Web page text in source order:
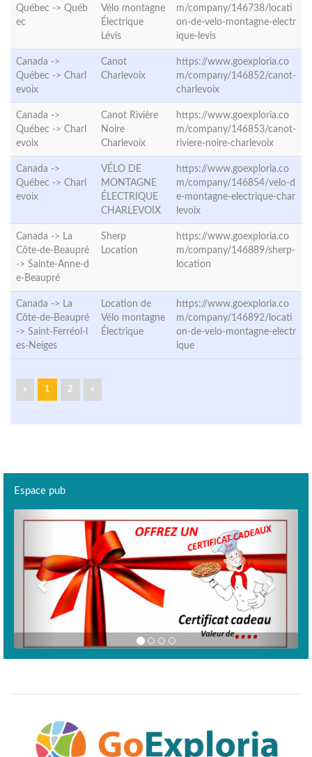
Québec -> Québ
ec
Vélo montagne
Électrique
Lévis
m/company/146738/locati
on-de-velo-montagne-electr
ique-levis
Canada ->
Québec -> Charl
evoix
Canot
Charlevoix
https://www.goexploria.co
m/company/146852/canot-
charlevoix
Canada ->
Québec -> Charl
evoix
Canot Rivière
Noire
Charlevoix
https://www.goexploria.co
m/company/146853/canot-
riviere-noire-charlevoix
Canada ->
Québec -> Charl
evoix
VÉLO DE
MONTAGNE
ÉLECTRIQUE
CHARLEVOIX
https://www.goexploria.co
m/company/146854/velo-d
e-montagne-electrique-char
levoix
Canada -> La
Côte-de-Beaupré
-> Sainte-Anne-d
e-Beaupré
Sherp
Location
https://www.goexploria.co
m/company/146889/sherp-
location
Canada -> La
Côte-de-Beaupré
-> Saint-Ferréol-l
es-Neiges
Location de
Vélo montagne
Électrique
https://www.goexploria.co
m/company/146892/locati
on-de-velo-montagne-electr
ique
« 1 2 »
Espace pub